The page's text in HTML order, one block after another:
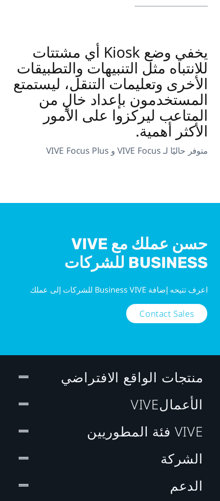
يخفي وضع Kiosk أي مشتتات
للانتباه مثل التنبيهات والتطبيقات
الأخرى وتعليمات التنقل، ليستمتع
المستخدمون بإعداد خالٍ من
المتاعب ليركزوا على الأمور
الأكثر أهمية.
متوفر حاليًا لـ VIVE Focus و VIVE Focus Plus
حسن عملك مع VIVE
BUSINESS للشركات
اعرف تتيحه إضافة Business VIVE للشركات إلى عملك
Contact Sales
منتجات الواقع الافتراضي
الأعمالVIVE
VIVE فئة المطوريين
الشركة
الدعم